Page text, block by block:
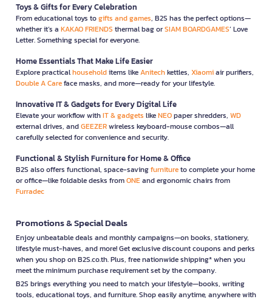
Toys & Gifts for Every Celebration
From educational toys togifts and games, B2S has the perfect options—
whether it’s a KAKAO FRIENDS thermal bag orSIAM BOARDGAMES’ Love
Letter. Something special for everyone.
Home Essentials That Make Life Easier
Explore practicalhouseholditems likeAnitechkettles, Xiaomiair purifiers,
Double A Careface masks, and more—ready for your lifestyle.
Innovative IT & Gadgets for Every Digital Life
Elevate your workflow withIT & gadgets likeNEOpaper shredders, WD
external drives, andGEEZERwireless keyboard-mouse combos—all
carefully selected for convenience and security.
Functional & Stylish Furniture for Home & Office
B2S also offers functional, space-savingfurnitureto complete your home
or office—like foldable desks fromONEand ergonomic chairs from
Furradec
Promotions & Special Deals
Enjoy unbeatable deals and monthly campaigns—on books, stationery,
lifestyle must-haves, and more! Get exclusive discount coupons and perks
when you shop on B2S.co.th. Plus, free nationwide shipping* when you
meet the minimum purchase requirement set by the company.
B2S brings everything you need to match your lifestyle—books, writing
tools, educational toys, and furniture. Shop easily anytime, anywhere with